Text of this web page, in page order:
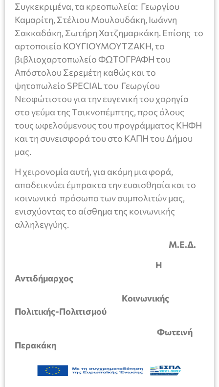
Συγκεκριμένα, τα κρεοπωλεία: Γεωργίου
Καμαρίτη, Στέλιου Μουλουδάκη, Ιωάννη
Σακκαδάκη, Σωτήρη Χατζημαρκάκη. Επίσης το
αρτοποιείο ΚΟΥΓΙΟΥΜΟΥΤΖΑΚΗ, το
βιβλιοχαρτοπωλείο ΦΩΤΟΓΡΑΦΗ του
Απόστολου Σερεμέτη καθώς και το
ψητοπωλείο SPECIAL του Γεωργίου
Νεοφώτιστου για την ευγενική του χορηγία
στο γεύμα της Τσικνοπέμπτης, προς όλους
τους ωφελούμενους του προγράμματος ΚΗΦΗ
και τη συνεισφορά του στο ΚΑΠΗ του Δήμου
μας.
Η χειρονομία αυτή, για ακόμη μια φορά,
αποδεικνύει έμπρακτα την ευαισθησία και το
κοινωνικό πρόσωπο των συμπολιτών μας,
ενισχύοντας το αίσθημα της κοινωνικής
αλληλεγγύης.
Μ.Ε.Δ.
Η
Αντιδήμαρχος
Κοινωνικής
Πολιτικής-Πολιτισμού
Φωτεινή
Περακάκη